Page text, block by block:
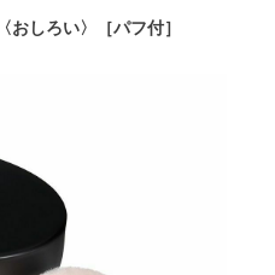
しろい〉［パフ付］